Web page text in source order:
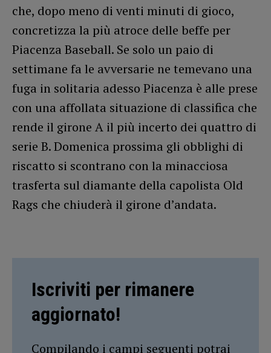
che, dopo meno di venti minuti di gioco,
concretizza la più atroce delle beffe per
Piacenza Baseball. Se solo un paio di
settimane fa le avversarie ne temevano una
fuga in solitaria adesso Piacenza è alle prese
con una affollata situazione di classifica che
rende il girone A il più incerto dei quattro di
serie B. Domenica prossima gli obblighi di
riscatto si scontrano con la minacciosa
trasferta sul diamante della capolista Old
Rags che chiuderà il girone d’andata.
Iscriviti per rimanere
aggiornato!
Compilando i campi seguenti potrai